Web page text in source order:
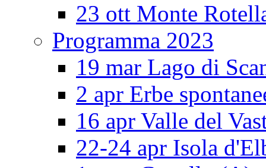
23 ott Monte
Programma 2023
19 mar Lago di
2 apr Erbe
16 apr Valle del
22-24 apr Isola